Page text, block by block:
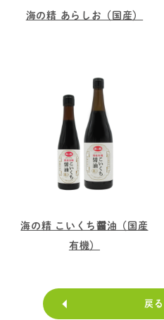
海の精 あらしお（国産）
海の精 こいくち醤油（国産
有機）
戻る